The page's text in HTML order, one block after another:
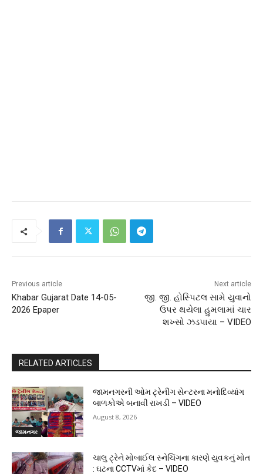
Previous article
Khabar Gujarat Date 14-05-
2026 Epaper
Next article
જી. જી. હોસ્પિટલ સામે યુવાનો
ઉપર થયેલા હુમલામાં ચાર
શખ્સો ઝડપાયા – VIDEO
RELATED ARTICLES
જામનગર
જામનગરની ઓમ ટ્રેનીંગ સેન્ટરના મનોદિવ્યાંગ
બાળકોએ બનાવી રાખડી – VIDEO
August 8, 2026
ચાલુ ટ્રેને મોબાઈલ સ્નેચિંગના કારણે યુવકનું મોત
: ઘટના CCTVમાં કેદ – VIDEO